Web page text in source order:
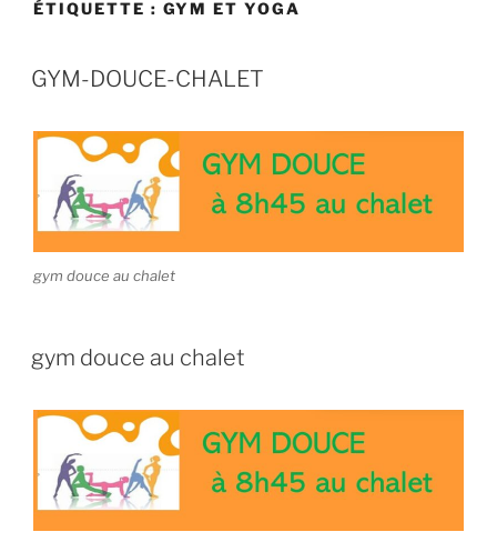
ÉTIQUETTE : GYM ET YOGA
GYM-DOUCE-CHALET
gym douce au chalet
gym douce au chalet